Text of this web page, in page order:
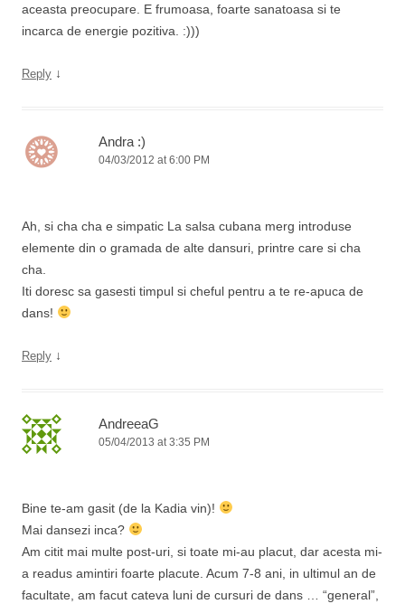
aceasta preocupare. E frumoasa, foarte sanatoasa si te
incarca de energie pozitiva. :)))
Reply ↓
Andra :)
04/03/2012 at 6:00 PM
Ah, si cha cha e simpatic La salsa cubana merg introduse
elemente din o gramada de alte dansuri, printre care si cha
cha.
Iti doresc sa gasesti timpul si cheful pentru a te re-apuca de
dans!
Reply ↓
AndreeaG
05/04/2013 at 3:35 PM
Bine te-am gasit (de la Kadia vin)!
Mai dansezi inca?
Am citit mai multe post-uri, si toate mi-au placut, dar acesta mi-
a readus amintiri foarte placute. Acum 7-8 ani, in ultimul an de
facultate, am facut cateva luni de cursuri de dans … “general”,